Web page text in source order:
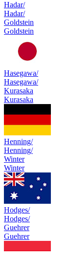
Hadar/
Hadar/
Goldstein
Goldstein
Hasegawa/
Hasegawa/
Kurasaka
Kurasaka
Henning/
Henning/
Winter
Winter
Hodges/
Hodges/
Guehrer
Guehrer